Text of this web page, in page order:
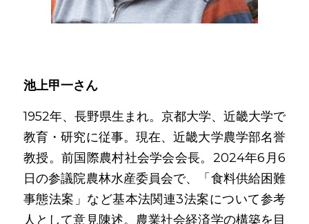
池上甲一さん
1952年、長野県生まれ。京都大学、近畿大学で
教育・研究に従事。現在、近畿大学農学部名誉
教授。前国際農村社会学会会長。2024年6月6
日の参議院農林水産委員会で、「食料供給困難
事態法案」など基本法関連3法案について参考
人として意見陳述。農業社会経済学の構築を目